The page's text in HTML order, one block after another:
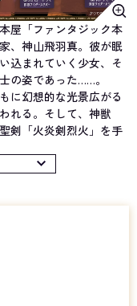
屋「ファンタジック本
、神山飛羽真。彼が眠
込まれていく少女、そ
の姿であった……。
に幻想的な光景広がる
れる。そして、神獣
剣「火炎剣烈火」を手
中には、久方ぶりに再